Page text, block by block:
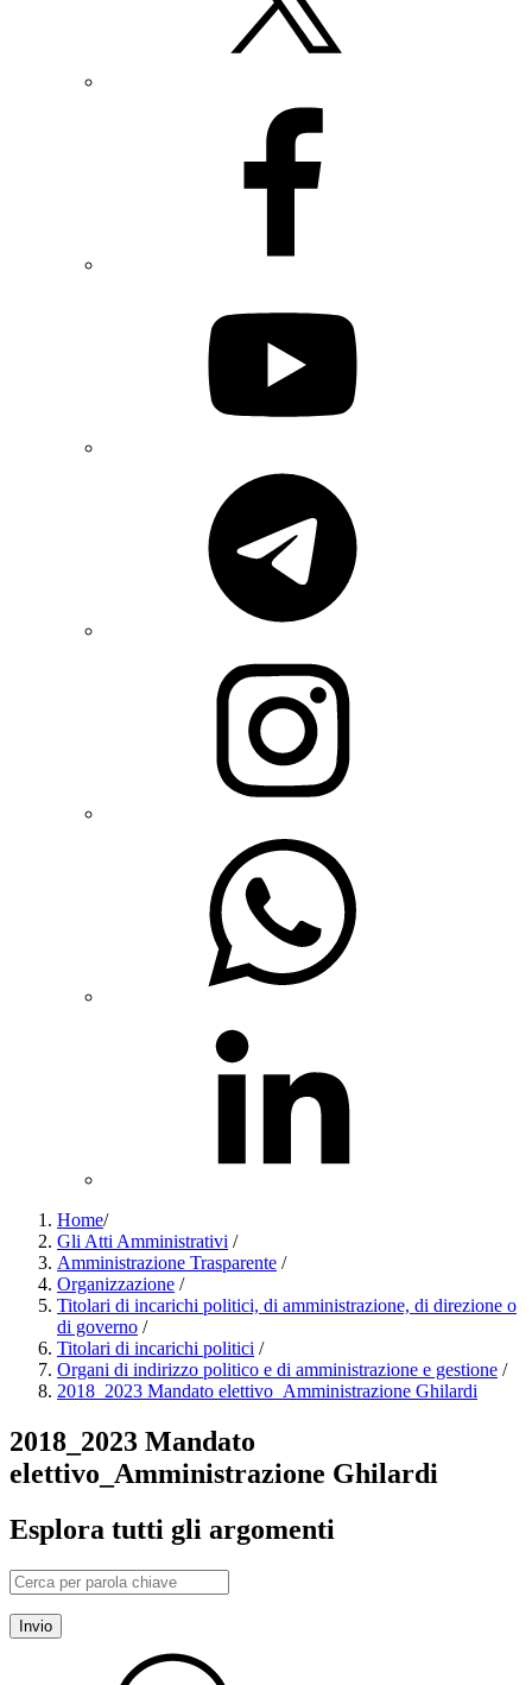
Home/
Gli Atti Amministrativi /
Amministrazione Trasparente /
Organizzazione /
Titolari di incarichi politici, di amministrazione, di direzione o
di governo /
Titolari di incarichi politici /
Organi di indirizzo politico e di amministrazione e gestione /
2018_2023 Mandato elettivo_Amministrazione Ghilardi
2018_2023 Mandato
elettivo_Amministrazione Ghilardi
Esplora tutti gli argomenti
Invio